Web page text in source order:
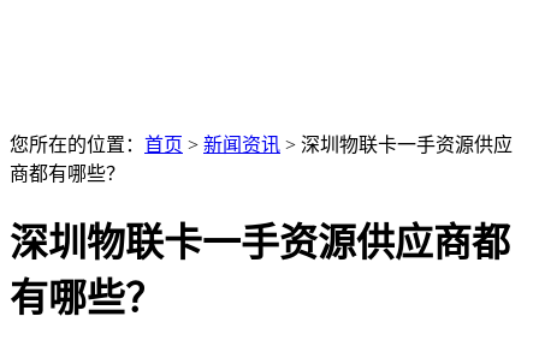
您所在的位置： 首页 > 新闻资讯 > 深圳物联卡一手资源供应
商都有哪些？
深圳物联卡一手资源供应商都
有哪些？